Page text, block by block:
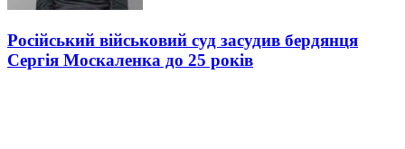
Російський військовий суд засудив бердянця
Сергія Москаленка до 25 років